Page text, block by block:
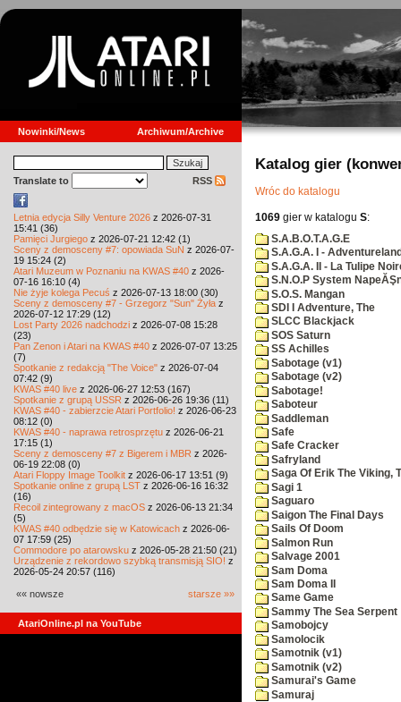
Nowinki/News Archiwum/Archive
Translate to RSS
Letnia edycja Silly Venture 2026 z 2026-07-31
15:41 (36)
Pamięci Jurgiego z 2026-07-21 12:42 (1)
Sceny z demosceny #7: opowiada SuN z 2026-07-
19 15:24 (2)
Atari Muzeum w Poznaniu na KWAS #40 z 2026-
07-16 16:10 (4)
Nie żyje kolega Pecuś z 2026-07-13 18:00 (30)
Sceny z demosceny #7 - Grzegorz "Sun" Żyła z
2026-07-12 17:29 (12)
Lost Party 2026 nadchodzi z 2026-07-08 15:28
(23)
Pan Zenon i Atari na KWAS #40 z 2026-07-07 13:25
(7)
Spotkanie z redakcją "The Voice" z 2026-07-04
07:42 (9)
KWAS #40 live z 2026-06-27 12:53 (167)
Spotkanie z grupą USSR z 2026-06-26 19:36 (11)
KWAS #40 - zabierzcie Atari Portfolio! z 2026-06-23
08:12 (0)
KWAS #40 - naprawa retrosprzętu z 2026-06-21
17:15 (1)
Sceny z demosceny #7 z Bigerem i MBR z 2026-
06-19 22:08 (0)
Atari Floppy Image Toolkit z 2026-06-17 13:51 (9)
Spotkanie online z grupą LST z 2026-06-16 16:32
(16)
Recoil zintegrowany z macOS z 2026-06-13 21:34
(5)
KWAS #40 odbędzie się w Katowicach z 2026-06-
07 17:59 (25)
Commodore po atarowsku z 2026-05-28 21:50 (21)
Urządzenie z rekordowo szybką transmisją SIO! z
2026-05-24 20:57 (116)
«« nowsze starsze »»
AtariOnline.pl na YouTube
Katalog gier
Wróc do katalogu
1069 gier w katalogu S:
S.A.B.O.T.A.G.E
S.A.G.A. I -
S.A.G.A. II - La Tulipe
S.N.O.P System
S.O.S. Mangan
SDI I Adventure, The
SLCC Blackjack
SOS Saturn
SS Achilles
Sabotage (v1)
Sabotage (v2)
Sabotage!
Saboteur
Saddleman
Safe
Safe Cracker
Safryland
Saga Of Erik The Viking,
Sagi 1
Saguaro
Saigon The Final Days
Sails Of Doom
Salmon Run
Salvage 2001
Sam Doma
Sam Doma II
Same Game
Sammy The Sea Serpent
Samobojcy
Samolocik
Samotnik (v1)
Samotnik (v2)
Samurai's Game
Samuraj